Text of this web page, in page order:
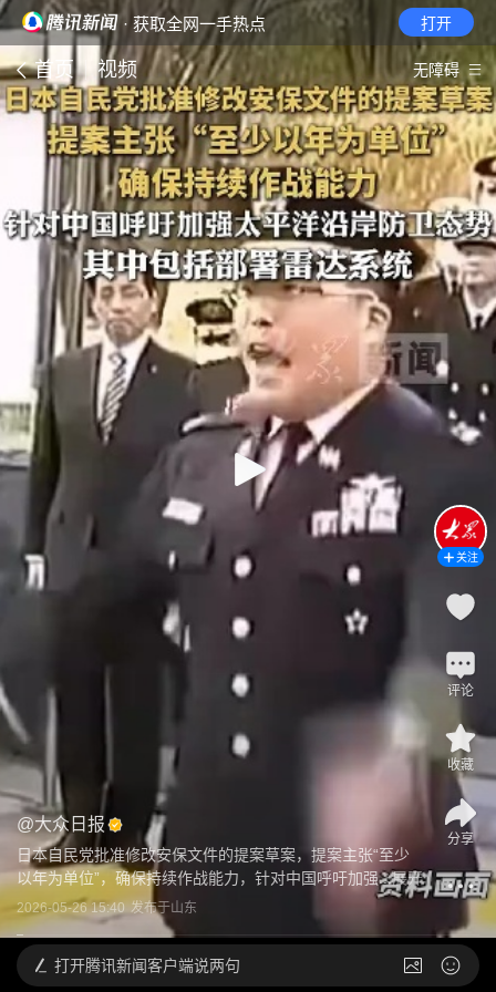
· 获取全网一手热点 打开
首页 视频 无障碍
@大众日报
日本自民党批准修改安保文件的提案草案，提案主张“至少
以年为单位”，确保持续作战能力，针对中国呼吁加强...展开
2026-05-26 15:40 发布于山东
关注
评论
收藏
分享
打开腾讯新闻客户端说两句